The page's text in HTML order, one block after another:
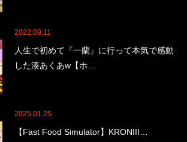
2022.09.11
人生で初めて『一蘭』に行って本気で感動
した湊あくあw【ホ…
2025.01.25
【Fast Food Simulator】KRONIII…